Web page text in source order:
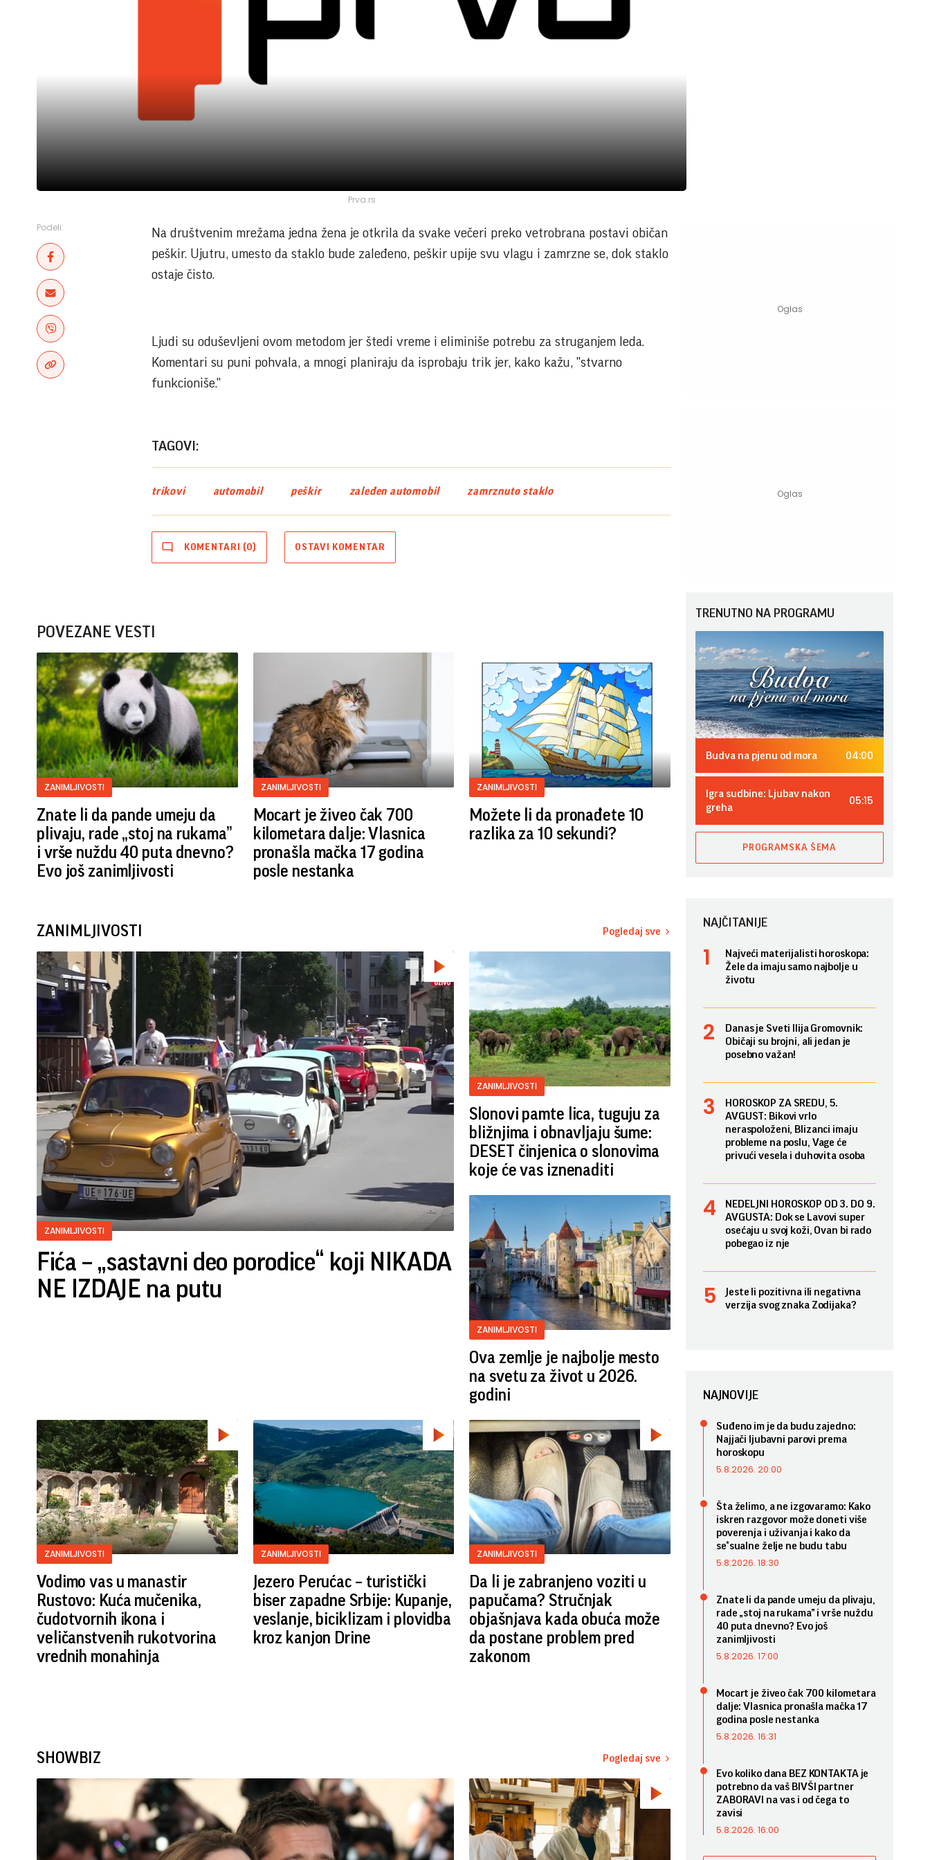
Prva.rs
Podeli:
Na društvenim mrežama jedna žena je otkrila da svake večeri preko vetrobrana postavi običan
peškir. Ujutru, umesto da staklo bude zaleđeno, peškir upije svu vlagu i zamrzne se, dok staklo
ostaje čisto.
Ljudi su oduševljeni ovom metodom jer štedi vreme i eliminiše potrebu za struganjem leda.
Komentari su puni pohvala, a mnogi planiraju da isprobaju trik jer, kako kažu, "stvarno
funkcioniše."
TAGOVI:
trikovi automobil peškir zaleđen automobil zamrznuto staklo
KOMENTARI (0) OSTAVI KOMENTAR
POVEZANE VESTI
ZANIMLJIVOSTI
Znate li da pande umeju da
plivaju, rade „stoj na rukama”
i vrše nuždu 40 puta dnevno?
Evo još zanimljivosti
ZANIMLJIVOSTI
Mocart je živeo čak 700
kilometara dalje: Vlasnica
pronašla mačka 17 godina
posle nestanka
ZANIMLJIVOSTI
Možete li da pronađete 10
razlika za 10 sekundi?
ZANIMLJIVOSTI Pogledaj sve
ZANIMLJIVOSTI
Fića – „sastavni deo porodice“ koji NIKADA
NE IZDAJE na putu
ZANIMLJIVOSTI
Slonovi pamte lica, tuguju za
bližnjima i obnavljaju šume:
DESET činjenica o slonovima
koje će vas iznenaditi
ZANIMLJIVOSTI
Ova zemlje je najbolje mesto
na svetu za život u 2026.
godini
ZANIMLJIVOSTI
Vodimo vas u manastir
Rustovo: Kuća mučenika,
čudotvornih ikona i
veličanstvenih rukotvorina
vrednih monahinja
ZANIMLJIVOSTI
Jezero Perućac – turistički
biser zapadne Srbije: Kupanje,
veslanje, biciklizam i plovidba
kroz kanjon Drine
ZANIMLJIVOSTI
Da li je zabranjeno voziti u
papučama? Stručnjak
objašnjava kada obuća može
da postane problem pred
zakonom
SHOWBIZ Pogledaj sve
TRENUTNO NA PROGRAMU
Budva na pjenu od mora 04:00
Igra sudbine: Ljubav nakon
greha
05:15
PROGRAMSKA ŠEMA
NAJČITANIJE
Najveći materijalisti horoskopa:
Žele da imaju samo najbolje u
životu
Danas je Sveti Ilija Gromovnik:
Običaji su brojni, ali jedan je
posebno važan!
HOROSKOP ZA SREDU, 5.
AVGUST: Bikovi vrlo
neraspoloženi, Blizanci imaju
probleme na poslu, Vage će
privući vesela i duhovita osoba
NEDELJNI HOROSKOP OD 3. DO 9.
AVGUSTA: Dok se Lavovi super
osećaju u svoj koži, Ovan bi rado
pobegao iz nje
Jeste li pozitivna ili negativna
verzija svog znaka Zodijaka?
NAJNOVIJE
Suđeno im je da budu zajedno:
Najjači ljubavni parovi prema
horoskopu
5.8.2026. 20:00
Šta želimo, a ne izgovaramo: Kako
iskren razgovor može doneti više
poverenja i uživanja i kako da
se*sualne želje ne budu tabu
5.8.2026. 18:30
Znate li da pande umeju da plivaju,
rade „stoj na rukama” i vrše nuždu
40 puta dnevno? Evo još
zanimljivosti
5.8.2026. 17:00
Mocart je živeo čak 700 kilometara
dalje: Vlasnica pronašla mačka 17
godina posle nestanka
5.8.2026. 16:31
Evo koliko dana BEZ KONTAKTA je
potrebno da vaš BIVŠI partner
ZABORAVI na vas i od čega to
zavisi
5.8.2026. 16:00